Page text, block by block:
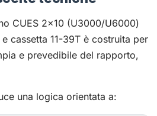
CUES 2×10 (U3000/U6000)
cassetta 11-39T è costruita per
e prevedibile del rapporto,
una logica orientata a: